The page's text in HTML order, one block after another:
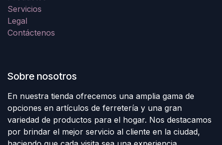
Servicios
Legal
Contáctenos
Sobre nosotros
En nuestra tienda ofrecemos una amplia gama de
opciones en artículos de ferretería y una gran
variedad de productos para el hogar. Nos destacamos
por brindar el mejor servicio al cliente en la ciudad,